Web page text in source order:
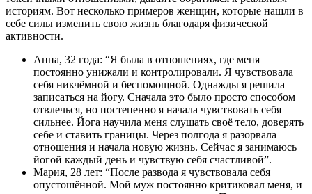
историям. Вот несколько примеров женщин, которые нашли в
себе силы изменить свою жизнь благодаря физической
активности.
Анна, 32 года: “Я была в отношениях, где меня
постоянно унижали и контролировали. Я чувствовала
себя никчёмной и беспомощной. Однажды я решила
записаться на йогу. Сначала это было просто способом
отвлечься, но постепенно я начала чувствовать себя
сильнее. Йога научила меня слушать своё тело, доверять
себе и ставить границы. Через полгода я разорвала
отношения и начала новую жизнь. Сейчас я занимаюсь
йогой каждый день и чувствую себя счастливой”.
Мария, 28 лет: “После развода я чувствовала себя
опустошённой. Мой муж постоянно критиковал меня, и